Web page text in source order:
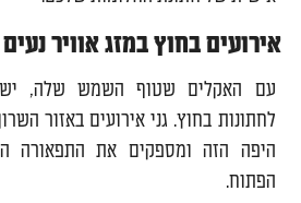
אירועים בחוץ במזג אוויר נעים
עם האקלים שטוף השמש שלה,
לחתונות בחוץ. גני אירועים באזור
היפה הזה ומספקים את התפאורה
הפתוח.